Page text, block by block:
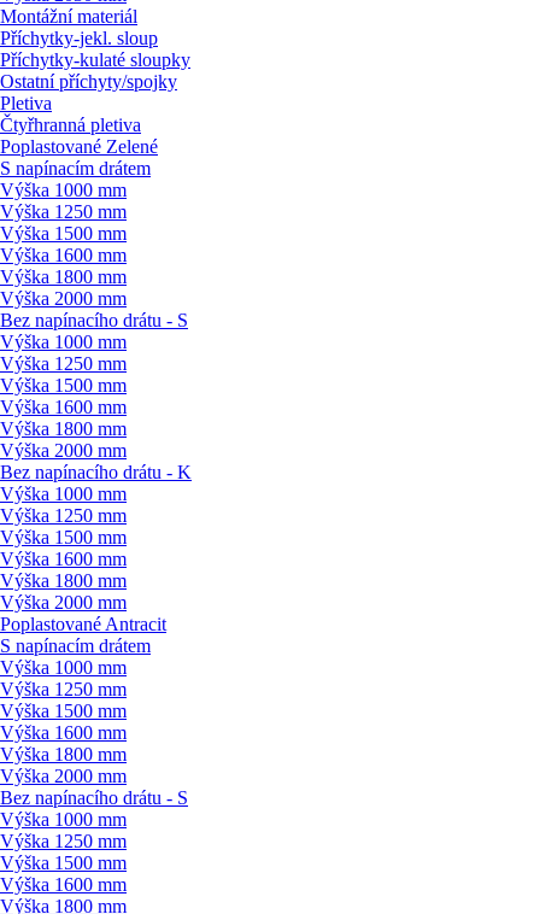
Montážní materiál
Příchytky-jekl. sloup
Příchytky-kulaté sloupky
Ostatní příchyty/spojky
Pletiva
Čtyřhranná pletiva
Poplastované Zelené
S napínacím drátem
Výška 1000 mm
Výška 1250 mm
Výška 1500 mm
Výška 1600 mm
Výška 1800 mm
Výška 2000 mm
Bez napínacího drátu - S
Výška 1000 mm
Výška 1250 mm
Výška 1500 mm
Výška 1600 mm
Výška 1800 mm
Výška 2000 mm
Bez napínacího drátu - K
Výška 1000 mm
Výška 1250 mm
Výška 1500 mm
Výška 1600 mm
Výška 1800 mm
Výška 2000 mm
Poplastované Antracit
S napínacím drátem
Výška 1000 mm
Výška 1250 mm
Výška 1500 mm
Výška 1600 mm
Výška 1800 mm
Výška 2000 mm
Bez napínacího drátu - S
Výška 1000 mm
Výška 1250 mm
Výška 1500 mm
Výška 1600 mm
Výška 1800 mm